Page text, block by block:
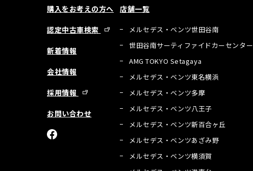
購入をお考えの方へ
認定中古車検索
新着情報
会社情報
採用情報
お問い合わせ
店舗一覧
メルセデス・ベンツ世田谷南
世田谷南サーティファイドカーセンター
AMG TOKYO Setagaya
メルセデス・ベンツ東名横浜
メルセデス・ベンツ多摩
メルセデス・ベンツ八王子
メルセデス・ベンツ新百合ヶ丘
メルセデス・ベンツあざみ野
メルセデス・ベンツ横須賀